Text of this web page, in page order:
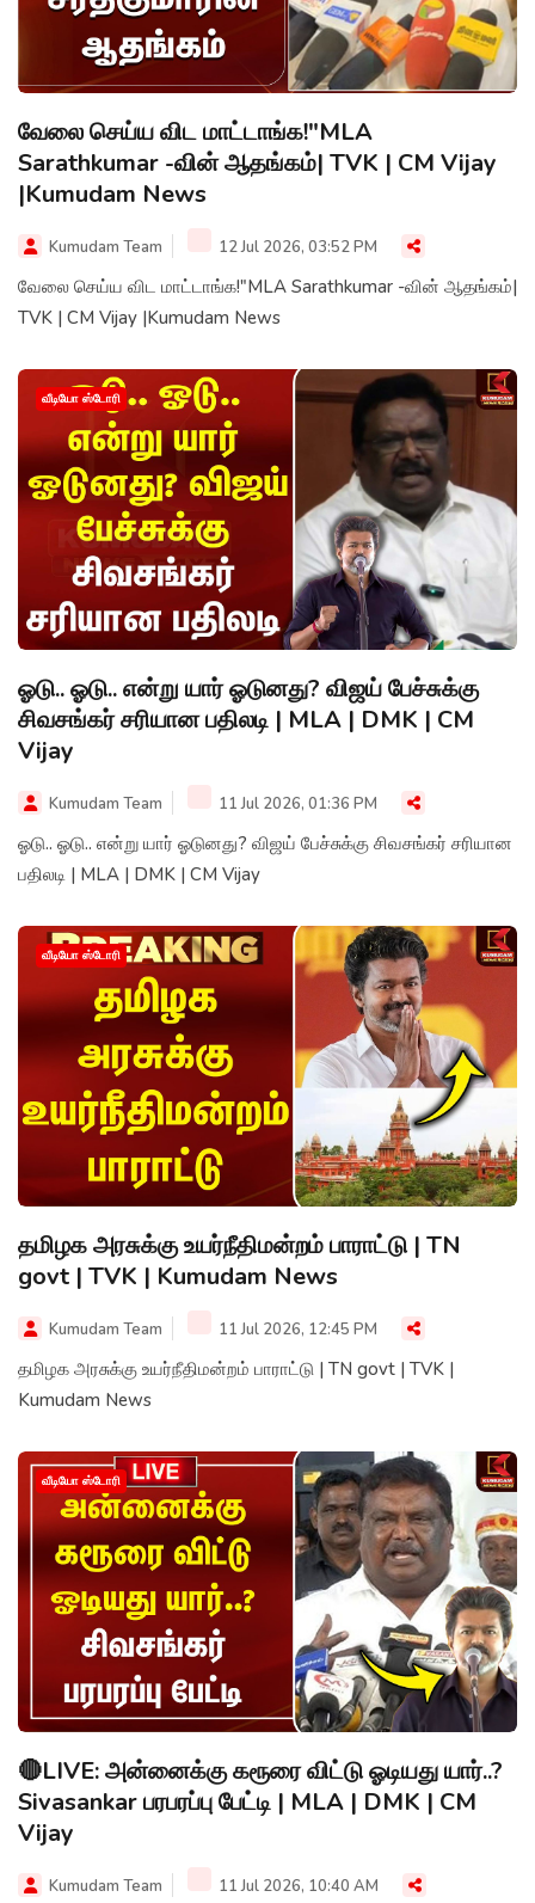
வேலை செய்ய விட மாட்டாங்க!"MLA
Sarathkumar -வின் ஆதங்கம்| TVK | CM Vijay
|Kumudam News
Kumudam Team 12 Jul 2026, 03:52 PM
வேலை செய்ய விட மாட்டாங்க!"MLA Sarathkumar -வின் ஆதங்கம்|
TVK | CM Vijay |Kumudam News
வீடியோ ஸ்டோரி
ஓடு.. ஓடு.. என்று யார் ஓடுனது? விஜய் பேச்சுக்கு
சிவசங்கர் சரியான பதிலடி | MLA | DMK | CM
Vijay
Kumudam Team 11 Jul 2026, 01:36 PM
ஓடு.. ஓடு.. என்று யார் ஓடுனது? விஜய் பேச்சுக்கு சிவசங்கர் சரியான
பதிலடி | MLA | DMK | CM Vijay
வீடியோ ஸ்டோரி
தமிழக அரசுக்கு உயர்நீதிமன்றம் பாராட்டு | TN
govt | TVK | Kumudam News
Kumudam Team 11 Jul 2026, 12:45 PM
தமிழக அரசுக்கு உயர்நீதிமன்றம் பாராட்டு | TN govt | TVK |
Kumudam News
வீடியோ ஸ்டோரி
🔴LIVE: அன்னைக்கு கரூரை விட்டு ஓடியது யார்..?
Sivasankar பரபரப்பு பேட்டி | MLA | DMK | CM
Vijay
Kumudam Team 11 Jul 2026, 10:40 AM